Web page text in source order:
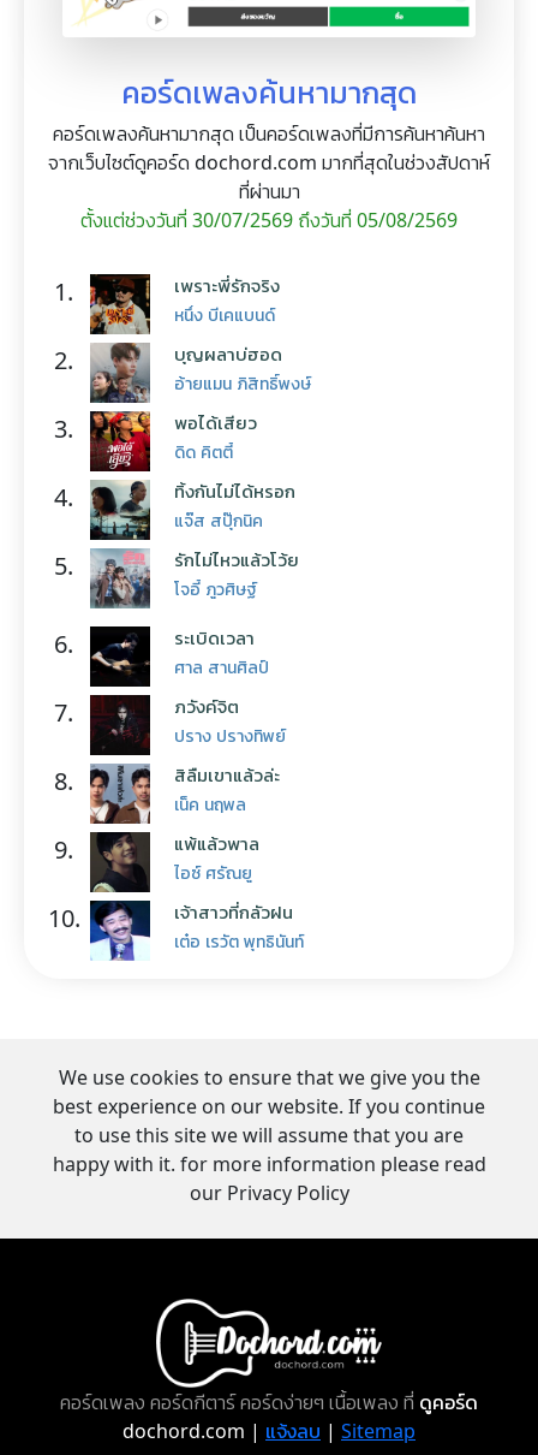
คอร์ดเพลงค้นหามากสุด
คอร์ดเพลงค้นหามากสุด เป็นคอร์ดเพลงที่มีการค้นหาค้นหา
จากเว็บไซต์ดูคอร์ด dochord.com มากที่สุดในช่วงสัปดาห์
ที่ผ่านมา
ตั้งแต่ช่วงวันที่ 30/07/2569 ถึงวันที่ 05/08/2569
1. เพราะพี่รักจริง
หนึ่ง บีเคแบนด์
2. บุญผลาบ่ฮอด
อ้ายแมน ภิสิทธิ์พงษ์
3. พอได้เสียว
ดิด คิตตี้
4. ทิ้งกันไม่ได้หรอก
แจ๊ส สปุ๊กนิค
5. รักไม่ไหวแล้วโว้ย
โจอี้ ภูวศิษฐ์
6. ระเบิดเวลา
ศาล สานศิลป์
7. ภวังค์จิต
ปราง ปรางทิพย์
8. สิลืมเขาแล้วล่ะ
เน็ค นฤพล
9. แพ้แล้วพาล
ไอซ์ ศรัณยู
10. เจ้าสาวที่กลัวฝน
เต๋อ เรวัต พุทธินันท์
We use cookies to ensure that we give you the
best experience on our website. If you continue
to use this site we will assume that you are
happy with it. for more information please read
our Privacy Policy
คอร์ดเพลง คอร์ดกีตาร์ คอร์ดง่ายๆ เนื้อเพลง ที่ ดูคอร์ด
dochord.com | แจ้งลบ | Sitemap